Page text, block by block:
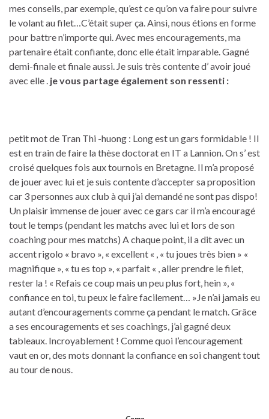
mes conseils, par exemple, qu’est ce qu’on va faire pour suivre
le volant au filet…C’était super ça. Ainsi, nous étions en forme
pour battre n’importe qui. Avec mes encouragements, ma
partenaire était confiante, donc elle était imparable. Gagné
demi-finale et finale aussi. Je suis très contente d’ avoir joué
avec elle . je vous partage également son ressenti :
petit mot de Tran Thi -huong : Long est un gars formidable ! Il
est en train de faire la thèse doctorat en IT a Lannion. On s’ est
croisé quelques fois aux tournois en Bretagne. Il m’a proposé
de jouer avec lui et je suis contente d’accepter sa proposition
car 3 personnes aux club à qui j’ai demandé ne sont pas dispo!
Un plaisir immense de jouer avec ce gars car il m’a encouragé
tout le temps (pendant les matchs avec lui et lors de son
coaching pour mes matchs) A chaque point, il a dit avec un
accent rigolo « bravo », « excellent « , « tu joues très bien » «
magnifique », « tu es top », « parfait « , aller prendre le filet,
rester la ! « Refais ce coup mais un peu plus fort, hein », «
confiance en toi, tu peux le faire facilement… »Je n’ai jamais eu
autant d’encouragements comme ça pendant le match. Grâce
a ses encouragements et ses coachings, j’ai gagné deux
tableaux. Incroyablement ! Comme quoi l’encouragement
vaut en or, des mots donnant la confiance en soi changent tout
au tour de nous.